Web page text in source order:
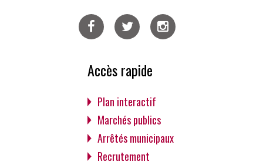
Accès rapide
Plan interactif
Marchés publics
Arrêtés municipaux
Recrutement